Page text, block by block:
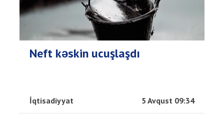
Neft kəskin ucuşlaşdı
İqtisadiyyat 5 Avqust 09:34